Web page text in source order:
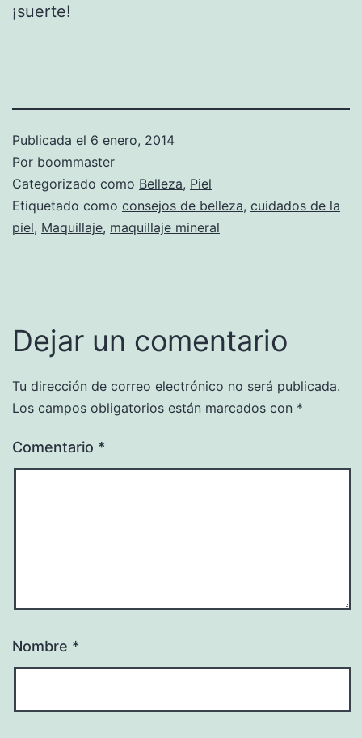
¡suerte!
Publicada el 6 enero, 2014
Por boommaster
Categorizado como Belleza, Piel
Etiquetado como consejos de belleza, cuidados de la
piel, Maquillaje, maquillaje mineral
Dejar un comentario
Tu dirección de correo electrónico no será publicada.
Los campos obligatorios están marcados con *
Comentario *
Nombre *